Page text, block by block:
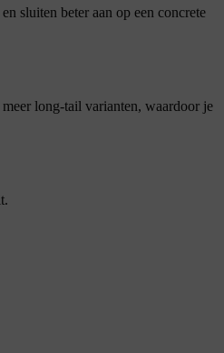
sluiten beter aan op een concrete
long-tail varianten, waardoor je